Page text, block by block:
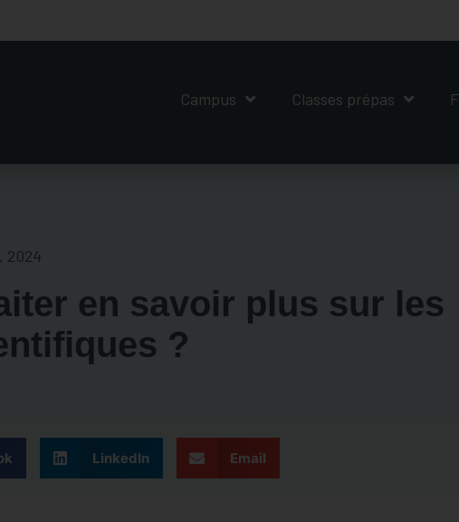
Campus Classes prépas
2024
en savoir plus sur les
?
LinkedIn Email